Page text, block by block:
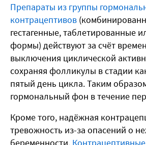
Препараты из группы
контрацептивов
гестагенные, таблетированные
формы) действуют за счёт
выключения циклической
сохраняя фолликулы в стадии
пятый день цикла. Таким
гормональный фон в течение
Кроме того, надёжная
тревожность из-за опасений о
беременности.